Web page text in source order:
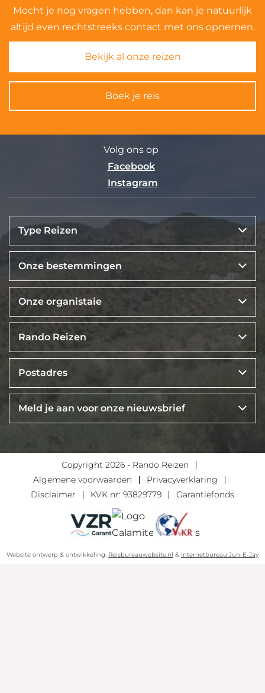
Mocht je nog vragen hebben, dan kan je natuurlijk
altijd even rechtstreeks contact met ons opnemen.
Bekijk al onze reizen
Boek je reis
Volg ons op
Facebook
Instagram
Type Reizen
Onze bestemmingen
Onze organistaie
Rando Reizen
Postadres
Meld je aan voor onze nieuwsbrief
Copyright 2026 - Rando Reizen
Algemene voorwaarden
Privacyverklaring
Disclaimer
KVK nr: 93829779 Garantiefonds
Website ontwerp & ontwikkeling: Reisbureauwebsite.nl & Internetbureau Jun-E-Jay